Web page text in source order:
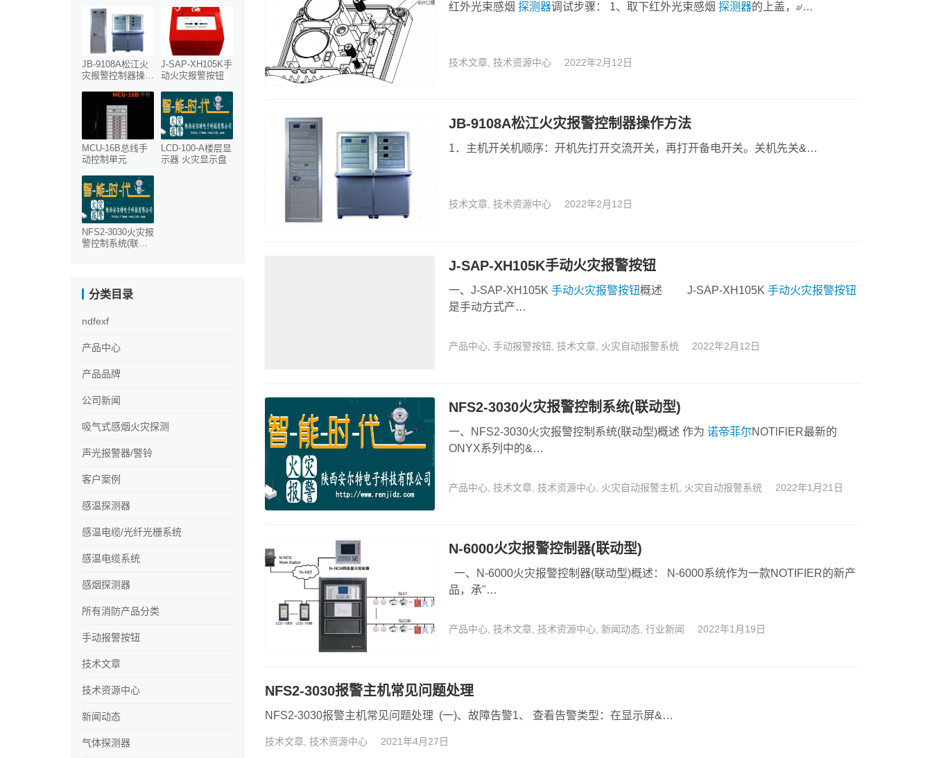
红外光束感烟 探测器调试步骤： 1、取下红外光束感烟 探测器的上盖，৶…
技术文章 技术资源中心 2022年2月12日
JB-9108A松江火灾报警控制器操作方法
1．主机开关机顺序：开机先打开交流开关，再打开备电开关。关机先关&…
技术文章, 技术资源中心 2022年2月12日
J-SAP-XH105K手动火灾报警按钮
一、J-SAP-XH105K 手动火灾报警按钮概述 J-SAP-XH105K 手动火灾报警按钮
是手动方式产…
产品中心 手动报警按钮 技术文章 火灾自动报警系统 2022年2月12日
NFS2-3030火灾报警控制系统(联动型)
一、NFS2-3030火灾报警控制系统(联动型)概述 作为 诺帝菲尔NOTlFlER最新的
ONYX系列中的&…
产品中心 技术文章 技术资源中心 火灾自动报警主机 火灾自动报警系统 2022年1月21日
N-6000火灾报警控制器(联动型)
一、N-6000火灾报警控制器(联动型)概述： N-6000系统作为一款NOTIFIER的新产
品，承"…
产品中心, 技术文章, 技术资源中心, 新闻动态, 行业新闻 2022年1月19日
NFS2-3030报警主机常见问题处理
NFS2-3030报警主机常见问题处理 (一)、故障告警1、 查看告警类型：在显示屏&…
技术文章 技术资源中心 2021年4月27日
JB-9108A松江火
灾报警控制器操作
J-SAP-XH105K手
动火灾报警按钮
MCU-16B总线手
动控制单元
LCD-100-A楼层显
示器 火灾显示盘
NFS2-3030火灾报
警控制系统(联动
分类目录
ndfexf
产品中心
产品品牌
公司新闻
吸气式感烟火灾探测
声光报警器/警铃
客户案例
感温探测器
感温电缆/光纤光栅系统
感温电缆系统
感烟探测器
所有消防产品分类
手动报警按钮
技术文章
技术资源中心
新闻动态
气体探测器